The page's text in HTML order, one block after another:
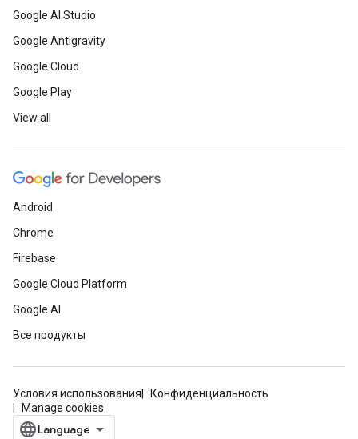
Google AI Studio
Google Antigravity
Google Cloud
Google Play
View all
Android
Chrome
Firebase
Google Cloud Platform
Google AI
Все продукты
Условия использования
Конфиденциальность
Manage cookies